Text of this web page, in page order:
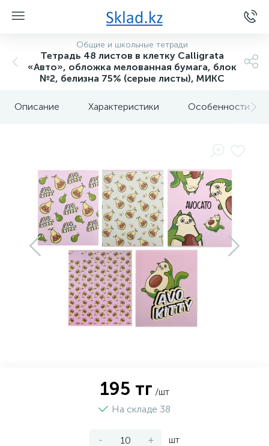
Общие и школьные тетради
Тетрадь 48 листов в клетку Calligrata
«Авто», обложка мелованная бумага, блок
№2, белизна 75% (серые листы), МИКС
Описание Характеристики Особенности
195 тг /шт
На складе 38
- + шт